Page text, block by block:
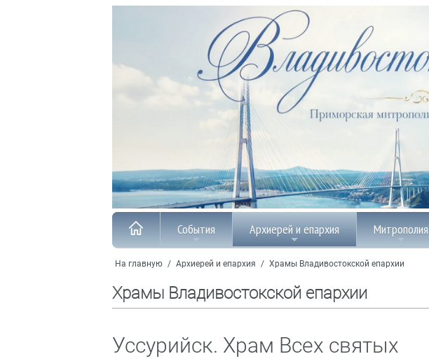
События Архиерей и епархия Митрополия
На главную / Архиерей и епархия / Храмы Владивостокской епархии
Храмы Владивостокской епархии
Уссурийск. Храм Всех святых